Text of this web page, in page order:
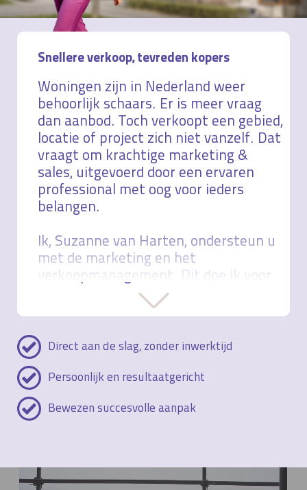
Snellere verkoop, tevreden kopers
Woningen zijn in Nederland weer
behoorlijk schaars. Er is meer vraag
dan aanbod. Toch verkoopt een gebied,
locatie of project zich niet vanzelf. Dat
vraagt om krachtige marketing &
sales, uitgevoerd door een ervaren
professional met oog voor ieders
belangen.
Ik, Suzanne van Harten, ondersteun u
met de marketing en het
verkoopmanagement. Dit doe ik voor
vastgoedontwikkelaars beleggers en
Persoonlijk, integer en
verkoop, tevreden kopers. Versnel ook
• Bewezen succesvolle aanpak
Direct aan de slag, zonder inwerktijd
Persoonlijk en resultaatgericht
Bewezen succesvolle aanpak